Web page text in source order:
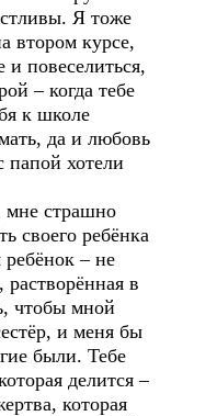
Я тоже
втором курсе,
и повеселиться,
– когда тебе
к школе
да и любовь
хотели
мне страшно
своего ребёнка
– не
в
чтобы мной
и меня бы
были. Тебе
делится –
которая